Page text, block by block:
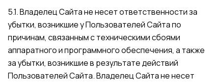
5.1. Владелец Сайта не несет ответственности за
убытки, возникшие у Пользователей Сайта по
причинам, связанным с техническими сбоями
аппаратного и программного обеспечения, а также
за убытки, возникшие в результате действий
Пользователей Сайта. Владелец Сайта не несет